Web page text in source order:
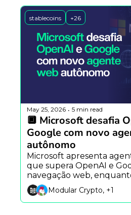
stablecoins +26
May 25, 2026 • 5 min read
🔲 Microsoft desafia
Google com novo
autônomo
Microsoft apresenta
que supera OpenAI e
navegação web,
propõe Ethereum
enxuta e a Argentina
impactos sociais.
Modular Crypto, +1